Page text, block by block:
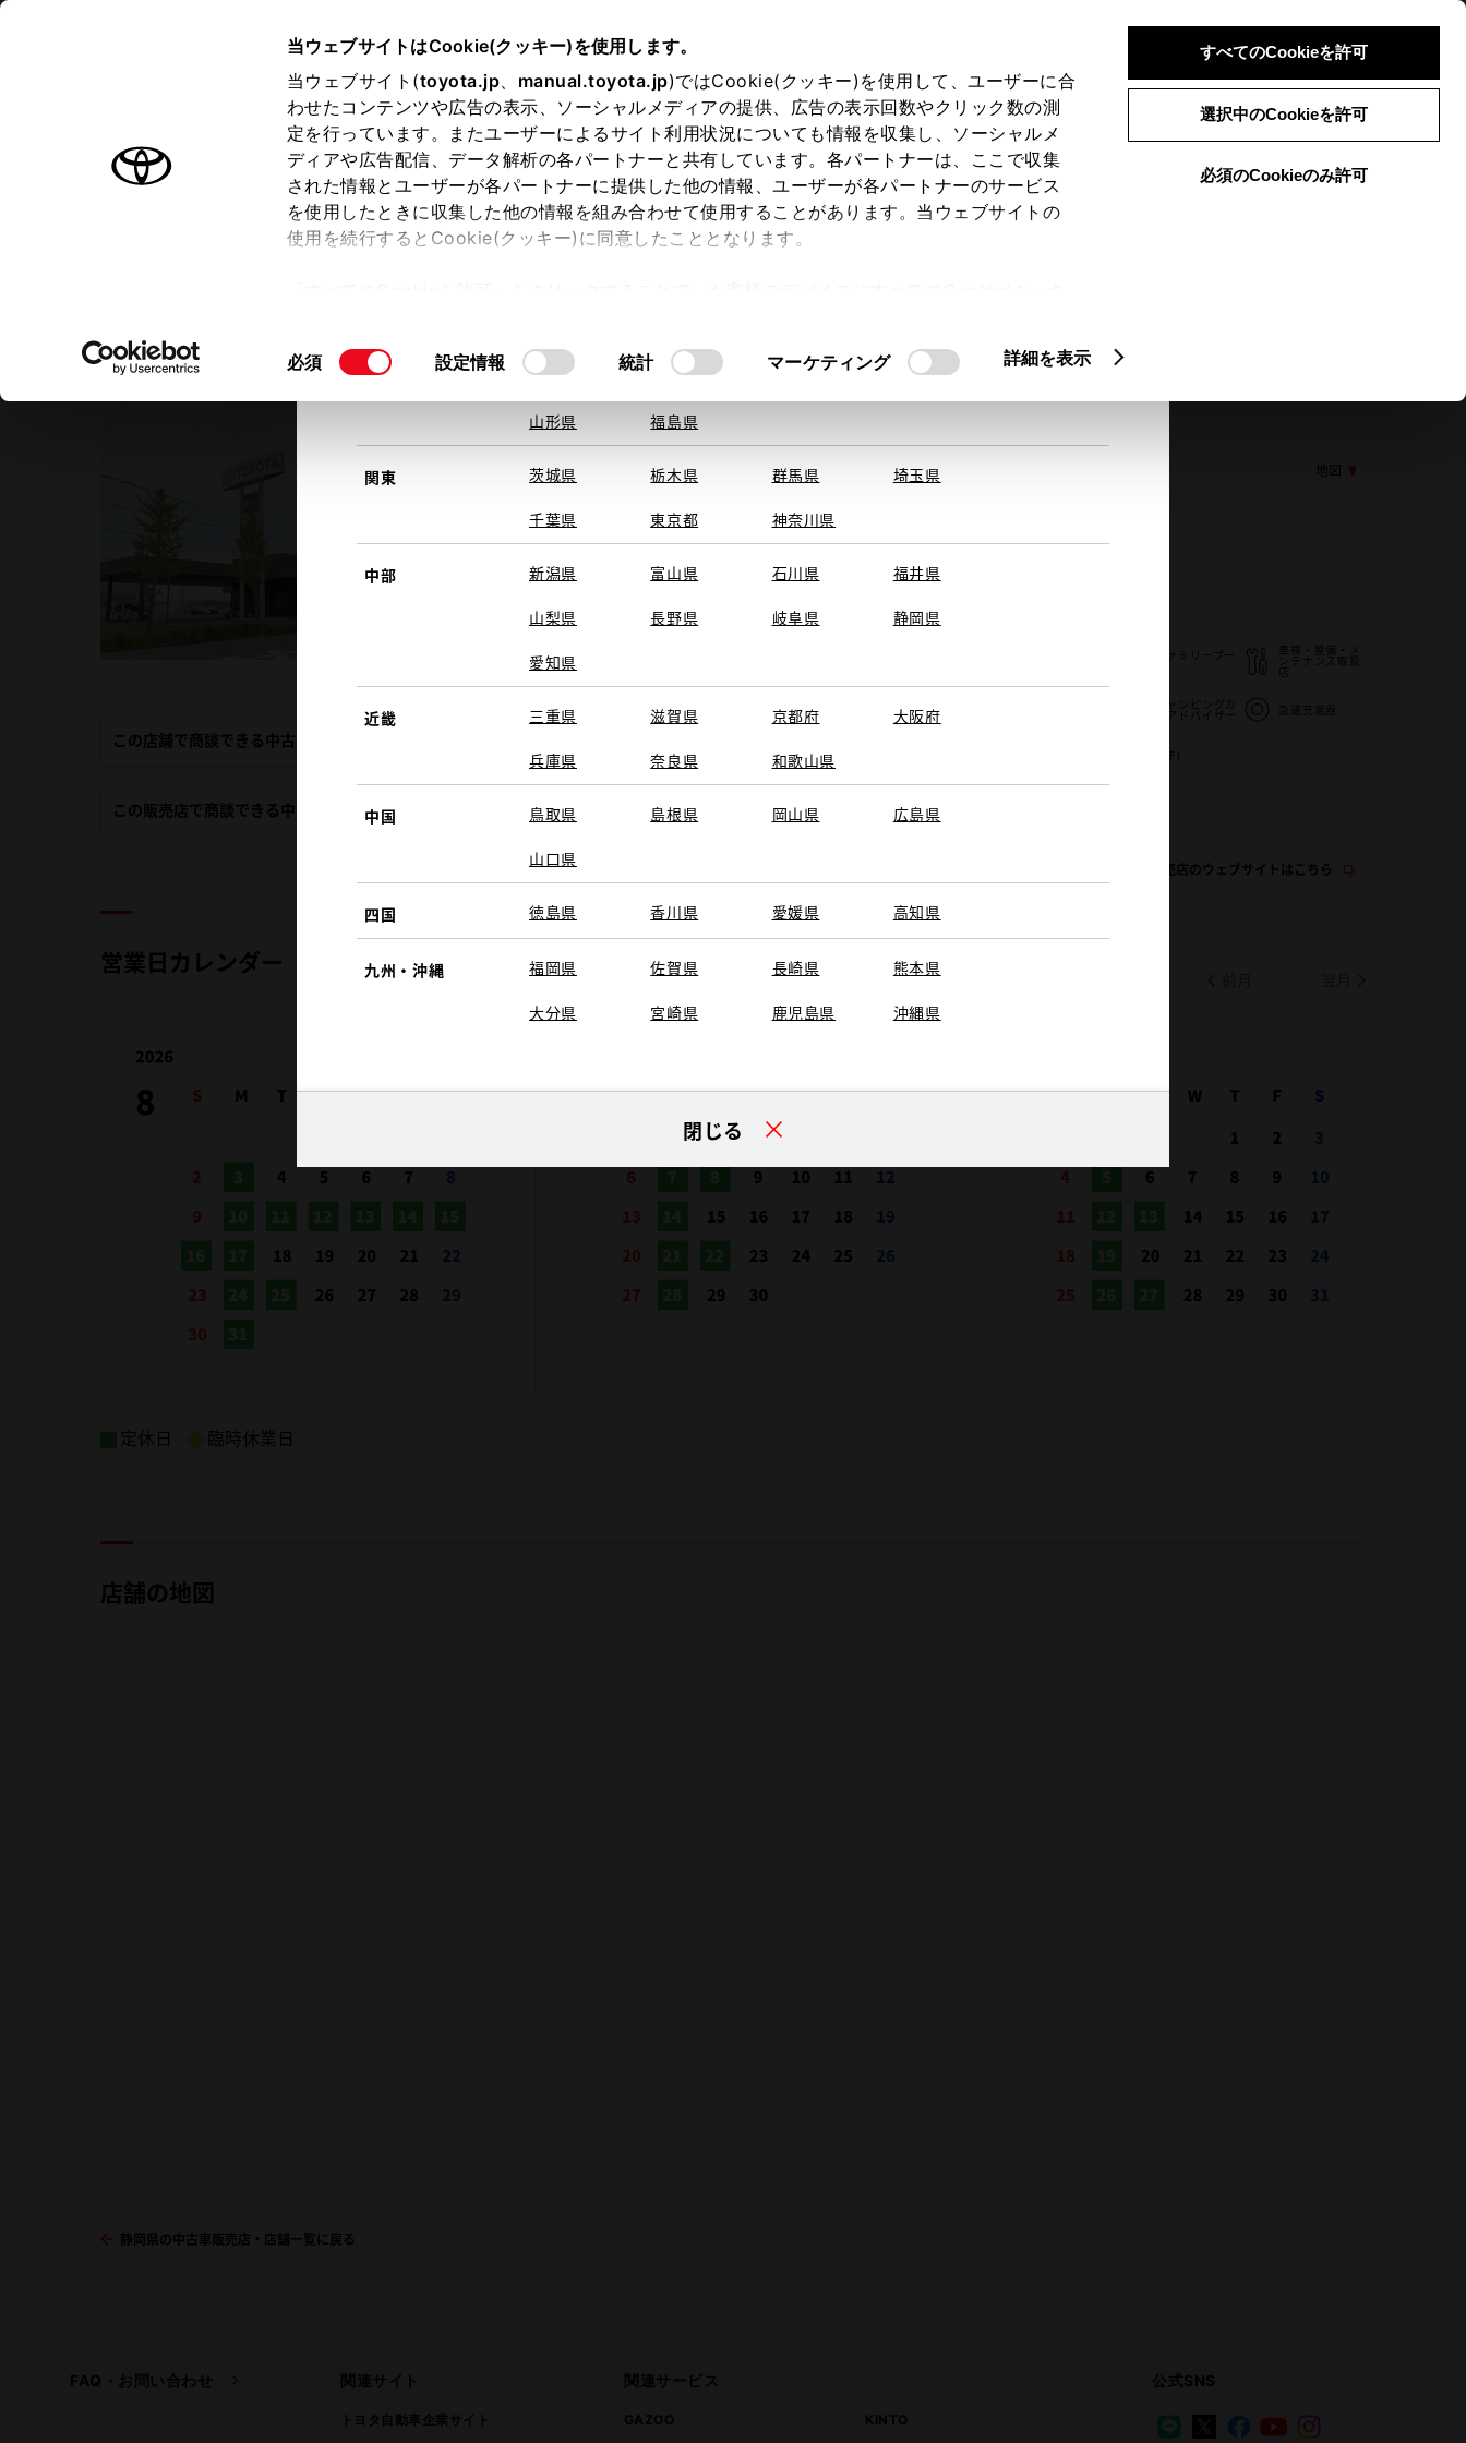
当ウェブサイトはCookie(クッキー)を使用します。
当ウェブサイト(toyota.jp、 manual.toyota.jp)ではCookie(クッキー)を使用して、ユーザーに合
わせたコンテンツや広告の表示、ソーシャルメディアの提供、広告の表示回数やクリック数の測
定を行っています。またユーザーによるサイト利用状況についても情報を収集し、ソーシャルメ
ディアや広告配信、データ解析の各パートナーと共有しています。各パートナーは、ここで収集
された情報とユーザーが各パートナーに提供した他の情報、ユーザーが各パートナーのサービス
を使用したときに収集した他の情報を組み合わせて使用することがあります。当ウェブサイトの
使用を続行するとCookie(クッキー)に同意したこととなります。
て」をご覧ください。
同
必須 設定情報 統計 マーケティング 詳細を表示
すべてのCookieを許可
選択中のCookieを許可
必須のCookieのみ許可
ログイン 検索 メニュー
オーナーサポート トピックス
現在地を取得できませんでした。
該当する地域・都道府県をお選びください。
北海道 旭川 釧路 札幌
東北 青森県 岩手県 宮城県 秋田県
山形県 福島県
関東 茨城県 栃木県 群馬県 埼玉県
千葉県 東京都 神奈川県
中部 新潟県 富山県 石川県 福井県
山梨県 長野県 岐阜県 静岡県
愛知県
近畿 三重県 滋賀県 京都府 大阪府
兵庫県 奈良県 和歌山県
中国 鳥取県 島根県 岡山県 広島県
山口県
四国 徳島県 香川県 愛媛県 高知県
九州・沖縄 福岡県 佐賀県 長崎県 熊本県
大分県 宮崎県 鹿児島県 沖縄県
閉じる
トヨタ認定中古車 メニュー
トヨタ認定中古車の魅力 3つの買い方 オンライン購入 お気に入り
袋井インター店
この店舗で商談できる中古車
この販売店で商談できる中古車
電話
09:30～18:00
車検・整備・メ
ンテナンス取扱
サービス介助士 キャンピングカ
ーアドバイザー 急速充電器
WiFi
この販売店のウェブサイトはこちら
営業日カレンダー
定休日 臨時休業日
店舗の地図
静岡県の中古車販売店・店舗一覧に戻る
FAQ・お問い合わせ 関連サイト
トヨタ自動車企業サイト
関連サービス
GAZOO KINTO
公式SNS
LINE Facebook
YouTube